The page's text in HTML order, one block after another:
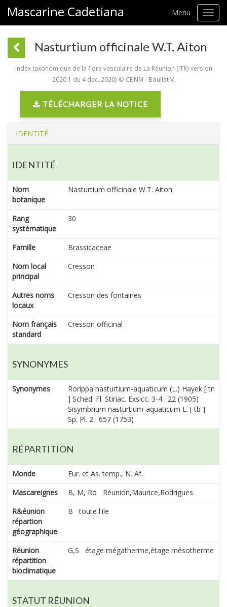
Mascarine Cadetiana Menu
Nasturtium officinale W.T. Aiton
Index taxonomique de la flore vasculaire de La Réunion (ITR) version
2020.1 du 4 dec. 2020) © CBNM - Boullet V.
TÉLÉCHARGER LA NOTICE
IDENTITÉ
IDENTITÉ
Nom
botanique
Nasturtium officinale W.T. Aiton
Rang
systématique
30
Famille
Brassicaceae
Nom local
principal
Cresson
Autres noms
locaux
Cresson des fontaines
Nom français
standard
Cresson officinal
SYNONYMES
Synonymes
Rorippa nasturtium-aquaticum (L.) Hayek [ tn
] Sched. Fl. Stiriac. Exsicc. 3-4 : 22 (1905)
Sisymbrium nasturtium-aquaticum L. [ tb ]
Sp. Pl. 2 : 657 (1753)
RÉPARTITION
Monde
Eur. et As. temp., N. Af.
Mascareignes
B, M, Ro Réunion,Maurice,Rodrigues
R&éunion
répartion
géographique
B toute l'ile
Réunion
répartition
bioclimatique
G,S étage mégatherme,étage mésotherme
STATUT RÉUNION